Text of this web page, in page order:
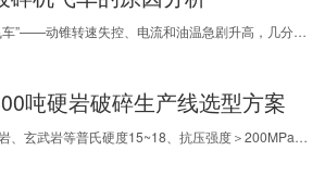
圆锥破“飞车”——动锥转速失控、电流和油温急剧升高，几分钟内铜套烧毁，甚至主轴断裂。原因主要有四类，我们逐一拆解。 第一，润滑系统失效。缺油或油质劣
吨硬岩破碎生产线选型方案
针对花岗岩、玄武岩等普氏硬度15~18、抗压强度＞200MPa的超硬物料，如何科学配置破碎流程？焦作中鑫结合多年实战经验，为您拆解三种主流选型思路，助您实现产能、粒形与运营成本的精